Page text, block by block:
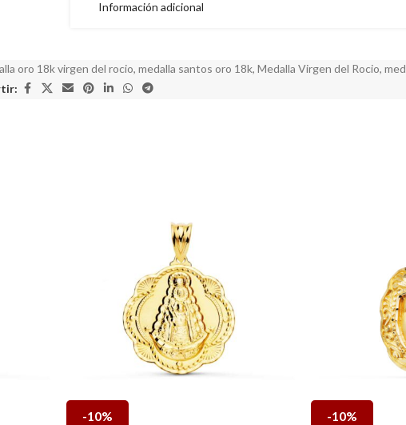
Información adicional
oro 18k virgen del rocio, medalla santos oro 18k, Medalla Virgen del Rocio,
-10% -10%